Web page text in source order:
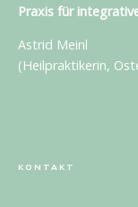
Praxis für
Astrid Meinl
(Heilpraktikerin,
KONTAKT